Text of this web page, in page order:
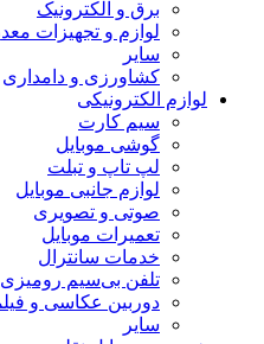
برق و الکترونیک
لوازم و تجهیزات
سایر
کشاورزی و دامداری
لوازم الکترونیکی
سیم کارت
گوشی موبایل
لپ تاپ و تبلت
لوازم جانبی موبایل
صوتی و تصویری
تعمیرات موبایل
خدمات سانترال
تلفن بی‌سیم رومیزی
دوربین عکاسی و
سایر